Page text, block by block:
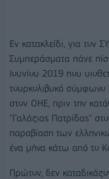
Εν κατακλείδι, για τον
Συμπεράσματα πάνε
Ιουνίου 2019 που
τουρκολιβυκό σύμφωνο
στον ΟΗΕ, πριν την
"Γαλάζιας Πατρίδας"
παραβίαση των
ένα μήνα κάτω από το
Πρώτον, δεν